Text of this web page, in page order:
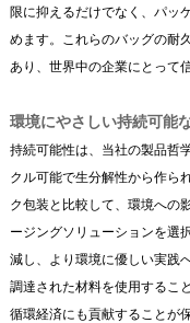
限に抑えるだけでなく、パッ
めます。これらのバッグの耐
あり、世界中の企業にとって
環境にやさしい持続可能
持続可能性は、当社の製品哲
クル可能で生分解性から作ら
ク包装と比較して、環境への
ージングソリューションを選
減し、より環境に優しい実践
調達された材料を使用するこ
循環経済にも貢献することが